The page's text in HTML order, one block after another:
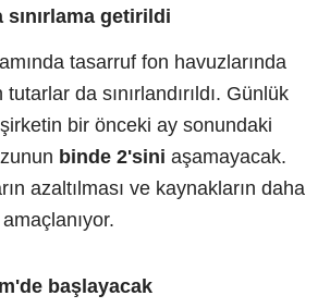
sınırlama getirildi
tasarruf fon havuzlarında
da sınırlandırıldı. Günlük
bir önceki ay sonundaki
binde 2'sini aşamayacak.
azaltılması ve kaynakların daha
başlayacak